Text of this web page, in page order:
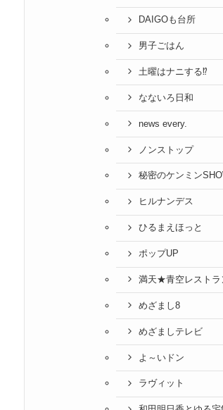
DAIGOも台所
男子ごはん
土曜はナニする⁉
なないろ日和
news every.
ノンストップ
秘密のケンミン
ヒルナンデス
ひるまえほっと
ポップUP
満天★青空レストラ
めざまし8
めざましテレビ
よ～いドン
ラヴィット